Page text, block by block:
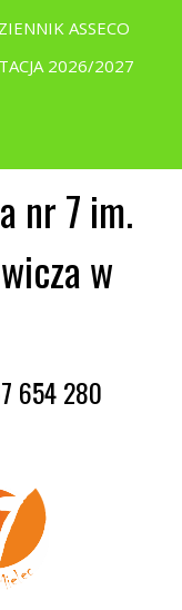
ASSECO
2026/2027
nr 7 im.
w
654 280